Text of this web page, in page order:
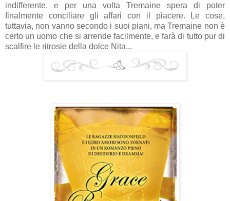
indifferente, e per una volta Tremaine spera di poter
finalmente conciliare gli affari con il piacere. Le cose,
tuttavia, non vanno secondo i suoi piani, ma Tremaine non è
certo un uomo che si arrende facilmente, e farà di tutto pur di
scalfire le ritrosie della dolce Nita...